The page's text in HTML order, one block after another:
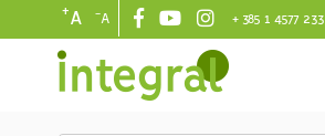
-A
+A + 385 1 4577 233